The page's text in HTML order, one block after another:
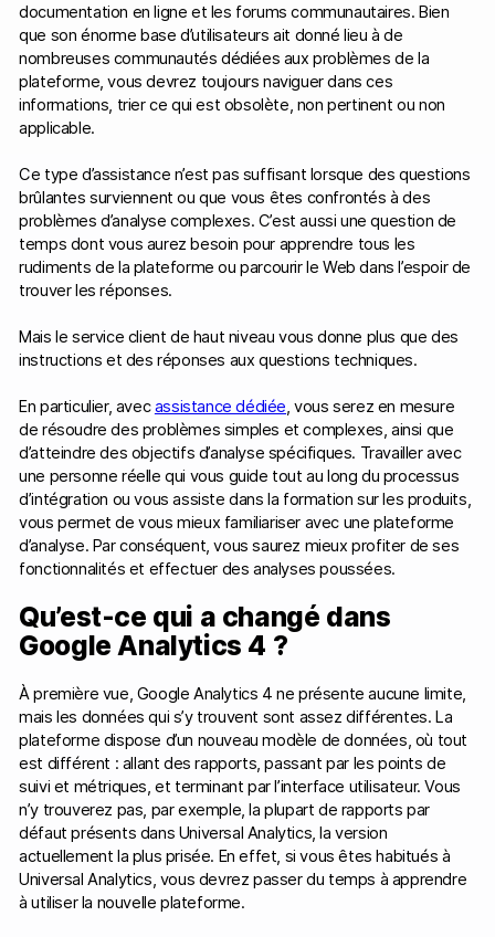
documentation en ligne et les forums communautaires. Bien
que son énorme base d’utilisateurs ait donné lieu à de
nombreuses communautés dédiées aux problèmes de la
plateforme, vous devrez toujours naviguer dans ces
informations, trier ce qui est obsolète, non pertinent ou non
applicable.
Ce type d’assistance n’est pas suffisant lorsque des questions
brûlantes surviennent ou que vous êtes confrontés à des
problèmes d’analyse complexes. C’est aussi une question de
temps dont vous aurez besoin pour apprendre tous les
rudiments de la plateforme ou parcourir le Web dans l’espoir de
trouver les réponses.
Mais le service client de haut niveau vous donne plus que des
instructions et des réponses aux questions techniques.
En particulier, avecassistance dédiée , vous serez en mesure
de résoudre des problèmes simples et complexes, ainsi que
d’atteindre des objectifs d’analyse spécifiques. Travailler avec
une personne réelle qui vous guide tout au long du processus
d’intégration ou vous assiste dans la formation sur les produits,
vous permet de vous mieux familiariser avec une plateforme
d’analyse. Par conséquent, vous saurez mieux profiter de ses
fonctionnalités et effectuer des analyses poussées.
Qu’est-ce qui a changé dans
Google Analytics 4 ?
À première vue, Google Analytics 4 ne présente aucune limite,
mais les données qui s’y trouvent sont assez différentes. La
plateforme dispose d’un nouveau modèle de données, où tout
est différent : allant des rapports, passant par les points de
suivi et métriques, et terminant par l’interface utilisateur. Vous
n’y trouverez pas, par exemple, la plupart de rapports par
défaut présents dans Universal Analytics, la version
actuellement la plus prisée. En effet, si vous êtes habitués à
Universal Analytics, vous devrez passer du temps à apprendre
à utiliser la nouvelle plateforme.